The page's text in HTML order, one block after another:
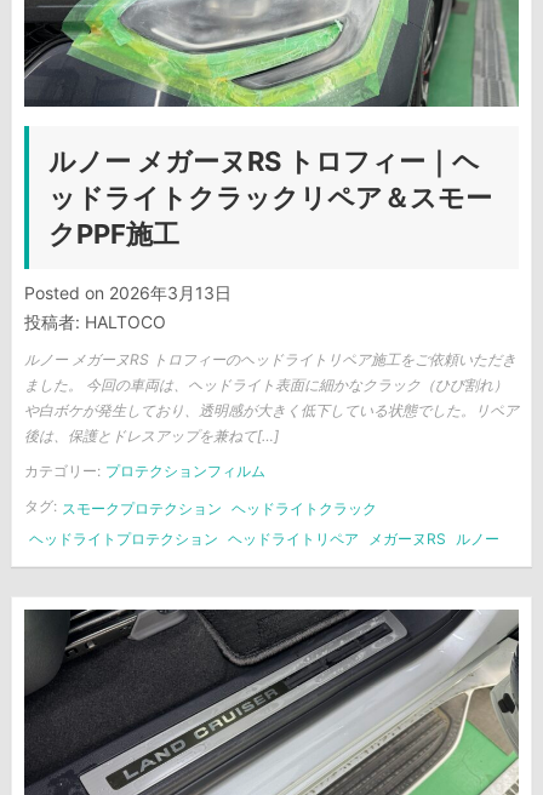
ルノー メガーヌRS トロフィー｜ヘ
ッドライトクラックリペア＆スモー
クPPF施工
Posted on 2026年3月13日
投稿者: HALTOCO
ルノー メガーヌRS トロフィーのヘッドライトリペア施工をご依頼いただき
ました。 今回の車両は、ヘッドライト表面に細かなクラック（ひび割れ）
や白ボケが発生しており、透明感が大きく低下している状態でした。リペア
後は、保護とドレスアップを兼ねて[…]
カテゴリー: プロテクションフィルム
タグ: スモークプロテクション ヘッドライトクラック
ヘッドライトプロテクション ヘッドライトリペア メガーヌRS ルノー